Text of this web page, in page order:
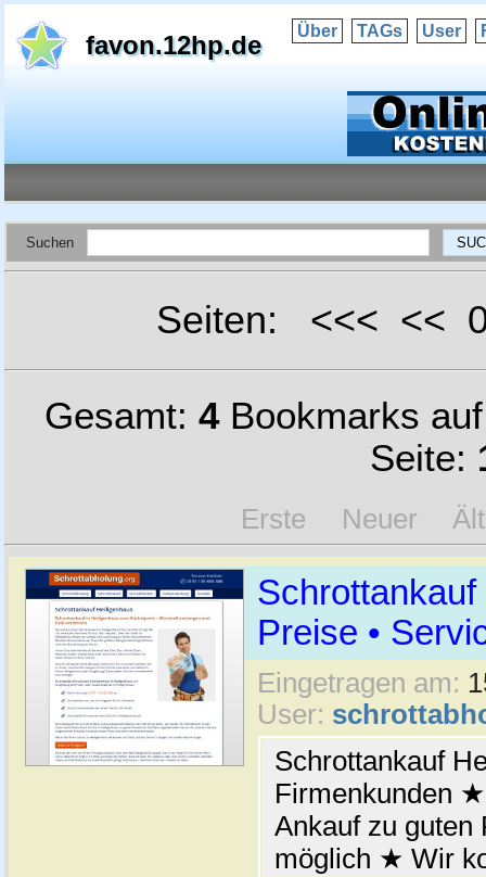
favon.12hp.de Über TAGs User
Suchen
Seiten: <<< <<
Gesamt: 4Bookmarks
Seite:
Erste Neuer
Schrottankauf
Preise •
Eingetragen am:
User:
Schrottankauf
Firmenkunden
Ankauf zu
möglich ★ Wir